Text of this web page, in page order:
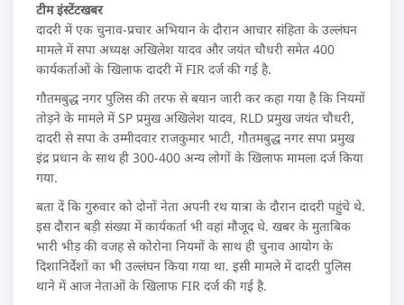
टीम इंस्टेंटखबर
दादरी में एक चुनाव-प्रचार अभियान के दौरान आचार संहिता के उल्लंघन
मामले में सपा अध्यक्ष अखिलेश यादव और जयंत चौधरी समेत 400
कार्यकर्ताओं के खिलाफ दादरी में FIR दर्ज की गई है.
गौतमबुद्ध नगर पुलिस की तरफ से बयान जारी कर कहा गया है कि नियमों
तोड़ने के मामले में SP प्रमुख अखिलेश यादव, RLD प्रमुख जयंत चौधरी,
दादरी से सपा के उम्मीदवार राजकुमार भाटी, गौतमबुद्ध नगर सपा प्रमुख
इंद्र प्रधान के साथ ही 300-400 अन्य लोगों के खिलाफ मामला दर्ज किया
गया.
बता दें कि गुरुवार को दोनों नेता अपनी रथ यात्रा के दौरान दादरी पहुंचे थे.
इस दौरान बड़ी संख्या में कार्यकर्ता भी वहां मौजूद थे. खबर के मुताबिक
भारी भीड़ की वजह से कोरोना नियमों के साथ ही चुनाव आयोग के
दिशानिर्देशों का भी उल्लंघन किया गया था. इसी मामले में दादरी पुलिस
थाने में आज नेताओं के खिलाफ FIR दर्ज की गई है.